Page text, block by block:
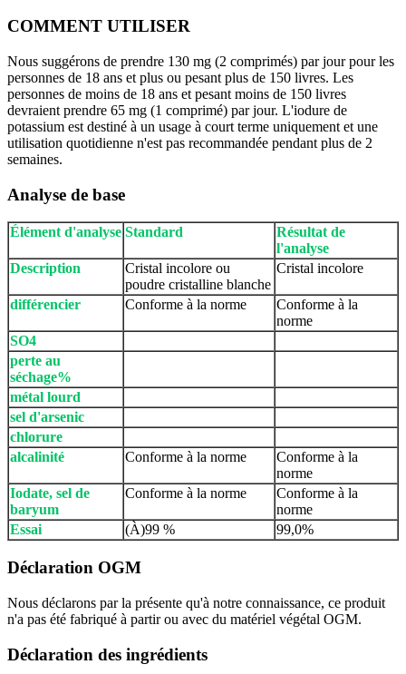
COMMENT UTILISER
Nous suggérons de prendre 130 mg (2 comprimés) par jour pour les
personnes de 18 ans et plus ou pesant plus de 150 livres. Les
personnes de moins de 18 ans et pesant moins de 150 livres
devraient prendre 65 mg (1 comprimé) par jour. L'iodure de
potassium est destiné à un usage à court terme uniquement et une
utilisation quotidienne n'est pas recommandée pendant plus de 2
semaines.
Analyse de base
Élément d'analyse Standard
Résultat de
l'analyse
Description
Cristal incolore ou
poudre cristalline blanche
Cristal incolore
différencier Conforme à la norme
Conforme à la
norme
SO4
perte au
séchage%
métal lourd
sel d'arsenic
chlorure
alcalinité
Conforme à la norme
Conforme à la
norme
Iodate, sel de
baryum
Conforme à la norme
Conforme à la
norme
Essai
(À)99 % 99,0%
Déclaration OGM
Nous déclarons par la présente qu'à notre connaissance, ce produit
n'a pas été fabriqué à partir ou avec du matériel végétal OGM.
Déclaration des ingrédients